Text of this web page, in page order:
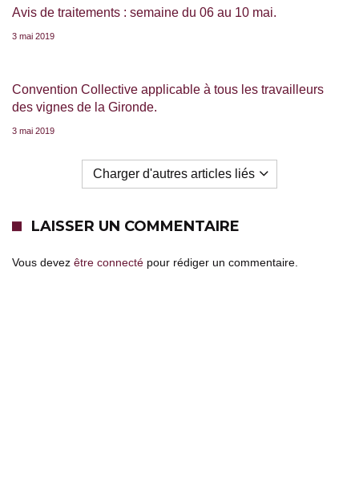
Avis de traitements : semaine du 06 au 10 mai.
3 mai 2019
Convention Collective applicable à tous les travailleurs
des vignes de la Gironde.
3 mai 2019
Charger d'autres articles liés
LAISSER UN COMMENTAIRE
Vous devez être connecté pour rédiger un commentaire.